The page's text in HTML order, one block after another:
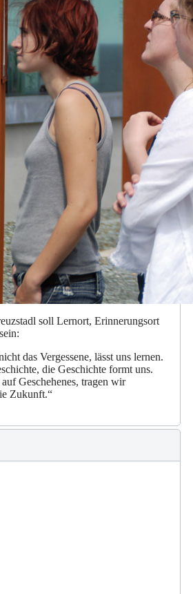
soll Lernort, Erinnerungsort
das Vergessene, lässt uns lernen.
die Geschichte formt uns.
Geschehenes, tragen wir
Zukunft.“